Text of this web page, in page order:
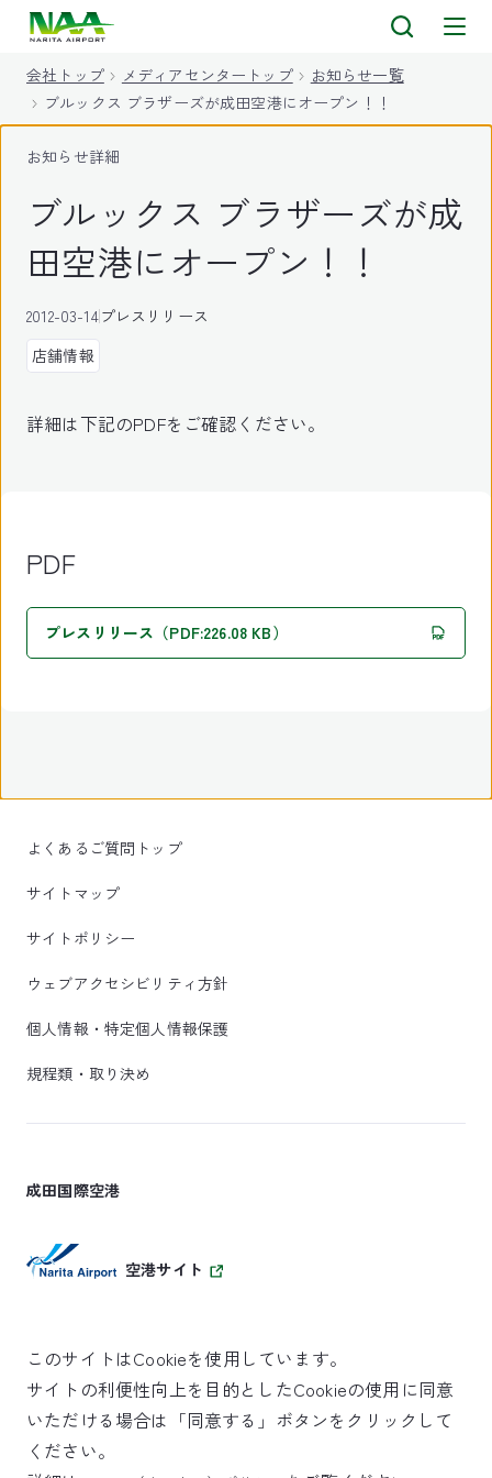
会社トップ メディアセンタートップ
お知らせ一覧
ブルックス ブラザーズが成田空港にオープン！！
お知らせ詳細
ブルックス ブラザーズが成
田空港にオープン！！
2012-03-14プレスリリース
店舗情報
詳細は下記のPDFをご確認ください。
PDF
プレスリリース（PDF:226.08 KB）
よくあるご質問トップ
サイトマップ
サイトポリシー
ウェブアクセシビリティ方針
個人情報・特定個人情報保護
規程類・取り決め
成田国際空港
空港サイト
SKYTRAX
5スターエアポート
このサイトはCookieを使用しています。
サイトの利便性向上を目的としたCookieの使用に同意
いただける場合は「同意する」ボタンをクリックして
ください。